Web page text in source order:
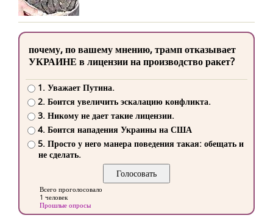
почему, по вашему мнению, трамп отказывает
УКРАИНЕ в лицензии на производство ракет?
1. Уважает Путина.
2. Боится увеличить эскалацию конфликта.
3. Никому не дает такие лицензии.
4. Боится нападения Украины на США
5. Просто у него манера поведения такая: обещать и
не сделать.
Всего проголосовало
1 человек
Прошлые опросы